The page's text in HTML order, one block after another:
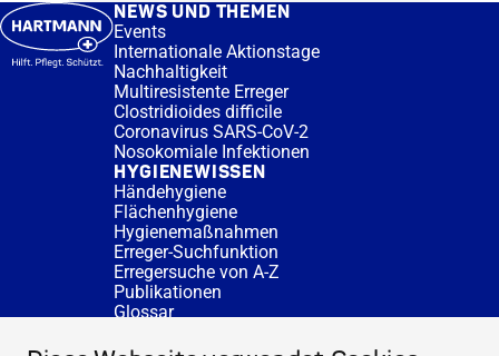
NEWS UND THEMEN
Events
Internationale Aktionstage
Nachhaltigkeit
Multiresistente Erreger
Clostridioides difficile
Coronavirus SARS-CoV-2
Nosokomiale Infektionen
HYGIENEWISSEN
Händehygiene
Flächenhygiene
Hygienemaßnahmen
Erreger-Suchfunktion
Erregersuche von A-Z
Publikationen
Glossar